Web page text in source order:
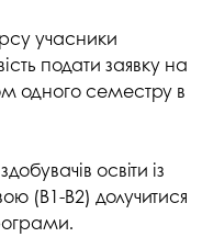
учасники
подати заявку на
одного семестру в
освіти із
(B1-B2) долучитися